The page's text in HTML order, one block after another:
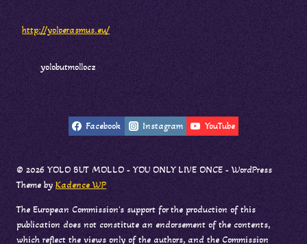
http://yoloerasmus.eu/
yolobutmollocz
Facebook Instagram YouTube
© 2026 YOLO BUT MOLLO - YOU ONLY LIVE ONCE - WordPress
Theme by Kadence WP
The European Commission's support for the production of this
publication does not constitute an endorsement of the contents,
which reflect the views only of the authors, and the Commission